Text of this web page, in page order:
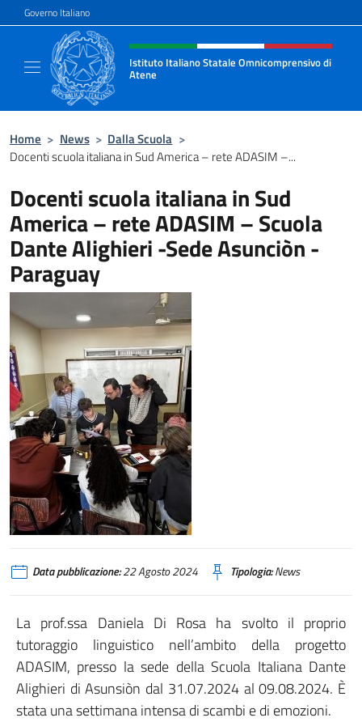
Salta al contenuto
Governo Italiano
Intestazione sito, social e menù
Istituto Italiano Statale Omnicomprensivo di
Atene
Home > News > Dalla Scuola >
Docenti scuola italiana in Sud America – rete ADASIM –...
Docenti scuola italiana in Sud
America – rete ADASIM – Scuola
Dante Alighieri -Sede Asunciòn -
Paraguay
Data pubblicazione:22 Agosto 2024 Tipologia:News
La prof.ssa Daniela Di Rosa ha svolto il proprio
tutoraggio linguistico nell’ambito della progetto
ADASIM, presso la sede della Scuola Italiana Dante
Alighieri di Asunsiòn dal 31.07.2024 al 09.08.2024. È
stata una settimana intensa di scambi e di emozioni.